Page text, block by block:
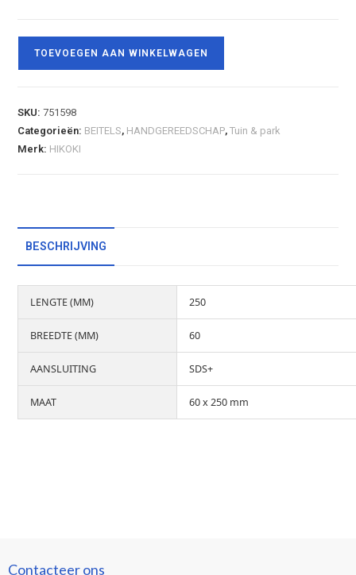
TOEVOEGEN AAN WINKELWAGEN
SKU:751598
Categorieën: BEITELS, HANDGEREEDSCHAP,Tuin & park
Merk: HIKOKI
BESCHRIJVING
LENGTE (MM) 250
BREEDTE (MM) 60
AANSLUITING SDS+
MAAT 60 x 250 mm
Contacteer ons